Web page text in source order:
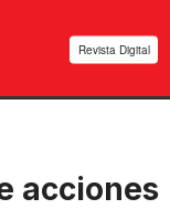
Revista Digital
acciones